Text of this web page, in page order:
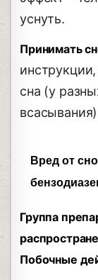
уснуть.
Принимать
сна (у
Вред от
Группа
Побочные